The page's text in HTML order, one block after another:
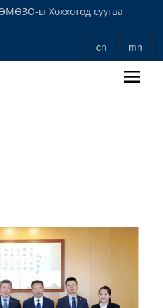
ы Хөххотод суугаа
cn mn